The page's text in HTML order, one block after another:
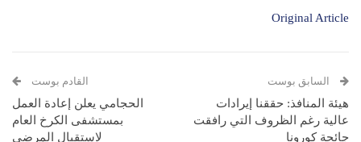
Original Article
السابق بوست
هيئة المنافذ: حققنا إيرادات
عالية رغم الظروف التي رافقت
جائحة كورونا
القادم بوست
الحجامي يعلن إعادة العمل
بمستشفى الكرخ العام
لاستقبال المرضى